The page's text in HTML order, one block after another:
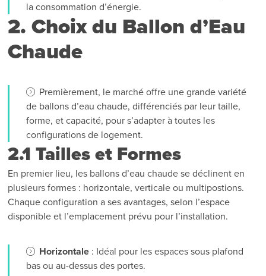
la consommation d’énergie.
2. Choix du Ballon d’Eau
Chaude
Premièrement, le marché offre une grande variété
de ballons d’eau chaude, différenciés par leur taille,
forme, et capacité, pour s’adapter à toutes les
configurations de logement.
2.1 Tailles et Formes
En premier lieu, les ballons d’eau chaude se déclinent en
plusieurs formes : horizontale, verticale ou multipostions.
Chaque configuration a ses avantages, selon l’espace
disponible et l’emplacement prévu pour l’installation.
Horizontale : Idéal pour les espaces sous plafond
bas ou au-dessus des portes.